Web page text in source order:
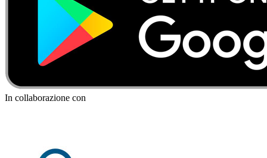
In collaborazione con